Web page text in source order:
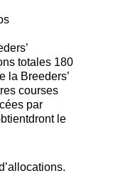
totales 180
la Breeders’
courses
par
le